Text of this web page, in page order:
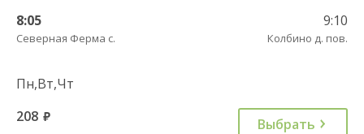
8:05
Северная Ферма с.
9:10
Колбино д. пов.
Пн,Вт,Чт
208 руб. Выбрать